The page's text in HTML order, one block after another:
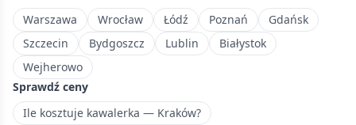
Warszawa
Wrocław Łódź Poznań
Gdańsk
Szczecin
Bydgoszcz Lublin
Białystok
Wejherowo
Sprawdź ceny
Ile kosztuje kawalerka — Kraków?